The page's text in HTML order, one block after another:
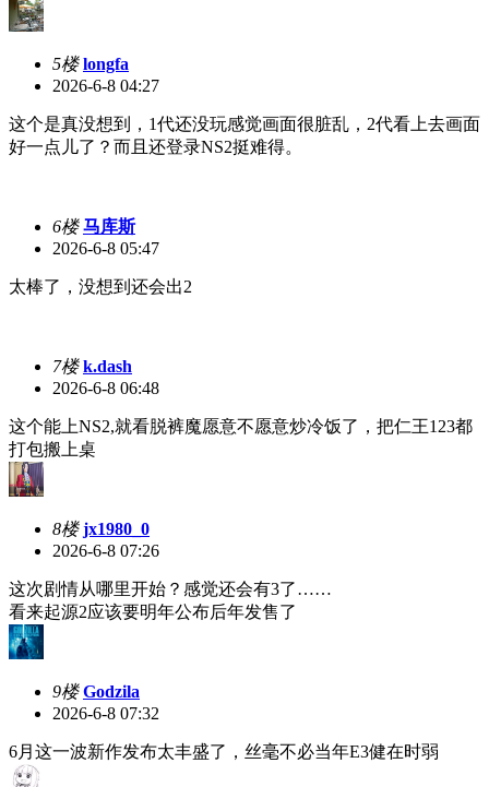
5楼 longfa
2026-6-8 04:27
这个是真没想到，1代还没玩感觉画面很脏乱，2代看上去画面
好一点儿了？而且还登录NS2挺难得。
6楼 马库斯
2026-6-8 05:47
太棒了，没想到还会出2
7楼 k.dash
2026-6-8 06:48
这个能上NS2,就看脱裤魔愿意不愿意炒冷饭了，把仁王123都
打包搬上桌
8楼 jx1980_0
2026-6-8 07:26
这次剧情从哪里开始？感觉还会有3了……
看来起源2应该要明年公布后年发售了
9楼 Godzila
2026-6-8 07:32
6月这一波新作发布太丰盛了，丝毫不必当年E3健在时弱